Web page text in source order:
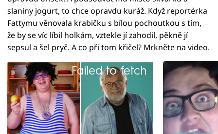
slaniny jogurt, to chce opravdu kuráž. Když reportérka
Fattymu věnovala krabičku s bílou pochoutkou s tím,
že by se víc líbil holkám, vztekle jí zahodil, pěkně jí
sepsul a šel pryč. A co při tom křičel? Mrkněte na video.
Failed to fetch